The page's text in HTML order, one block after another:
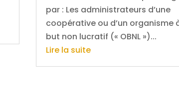
par : Les administrateurs d’une
coopérative ou d’un organisme
but non lucratif (« OBNL »)...
Lire la suite